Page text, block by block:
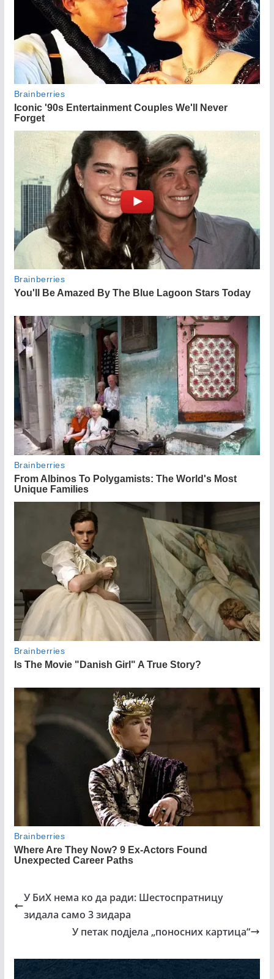
У БиХ нема ко да ради: Шестоспратницу
зидала само 3 зидара
У петак подјела „поносних картица“